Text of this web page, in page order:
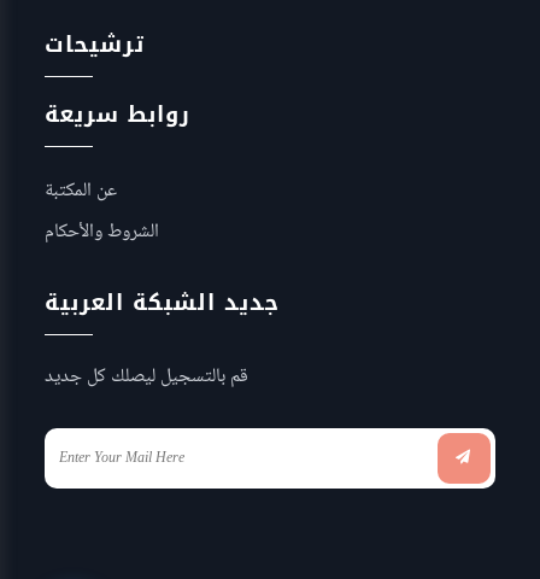
ترشيحات
روابط سريعة
عن المكتبة
الشروط والأحكام
جديد الشبكة العربية
قم بالتسجيل ليصلك كل جديد